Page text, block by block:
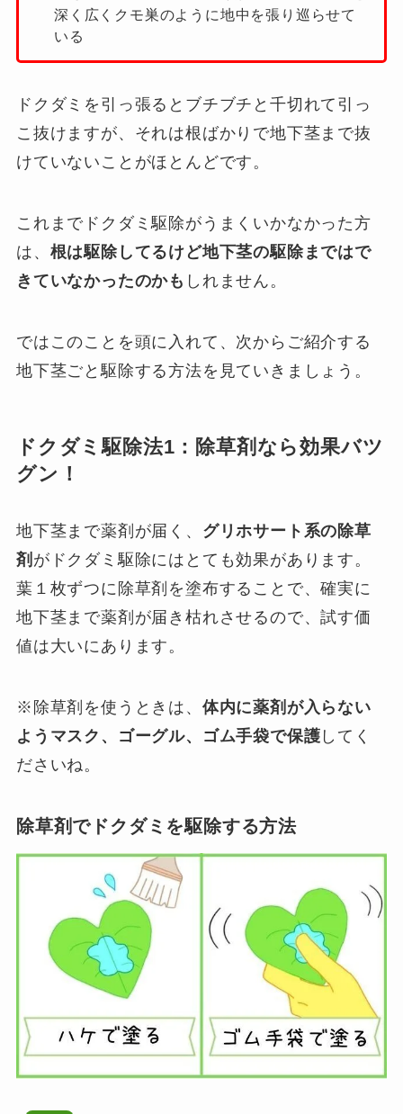
深く広くクモ巣のように地中を張り巡らせて
いる
ドクダミを引っ張るとブチブチと千切れて引っ
こ抜けますが、それは根ばかりで地下茎まで抜
けていないことがほとんどです。
これまでドクダミ駆除がうまくいかなかった方
は、 根は駆除してるけど地下茎の駆除まではで
きていなかったのかも しれません。
ではこのことを頭に入れて、次からご紹介する
地下茎ごと駆除する方法を見ていきましょう。
ドクダミ駆除法1：除草剤なら効果バツ
グン！
地下茎まで薬剤が届く、 グリホサート系の除草
剤 がドクダミ駆除にはとても効果があります。
葉１枚ずつに除草剤を塗布することで、確実に
地下茎まで薬剤が届き枯れさせるので、試す価
値は大いにあります。
※除草剤を使うときは、 体内に薬剤が入らない
ようマスク、ゴーグル、ゴム手袋で保護 してく
ださいね。
除草剤でドクダミを駆除する方法